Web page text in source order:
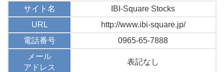
サイト名
IBI-Square Stocks
URL
http://www.ibi-square.jp/
電話番号
0965-65-7888
メール
アドレス
表記なし